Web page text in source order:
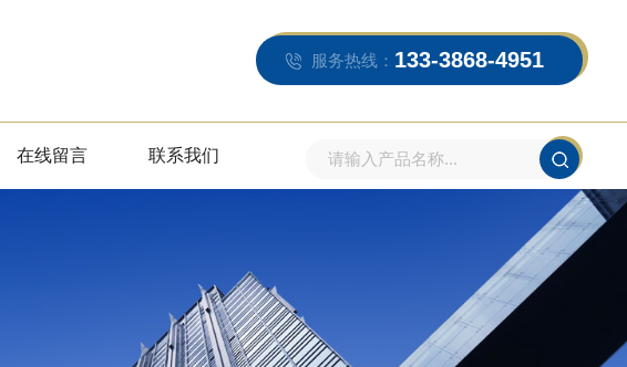
服务热线： 133-3868-4951
在线留言 联系我们